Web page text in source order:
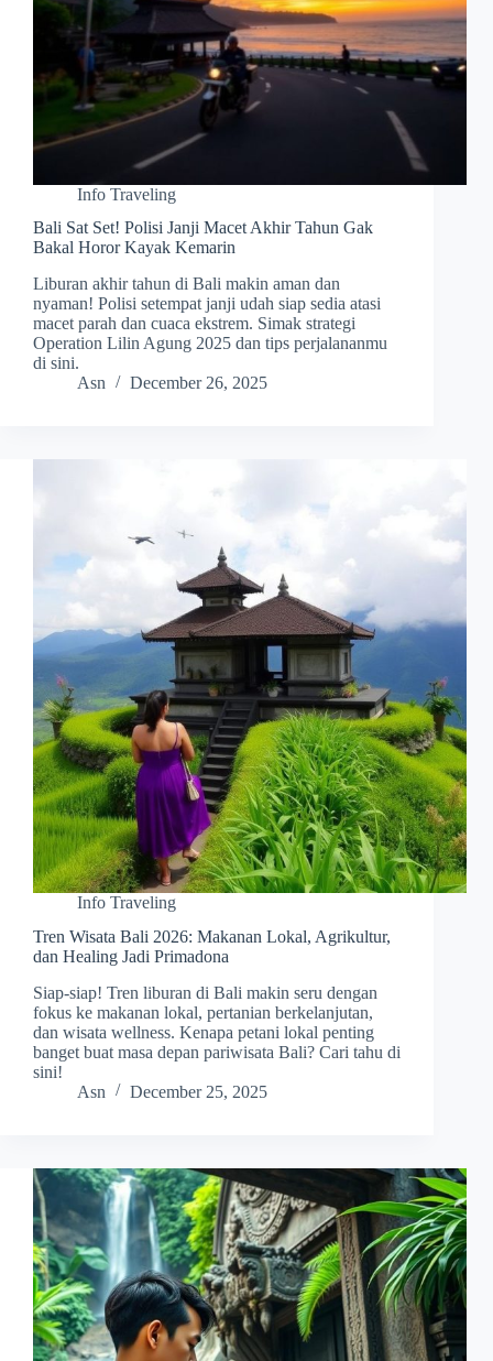
Info Traveling
Bali Sat Set! Polisi Janji Macet Akhir Tahun Gak
Bakal Horor Kayak Kemarin
Liburan akhir tahun di Bali makin aman dan
nyaman! Polisi setempat janji udah siap sedia atasi
macet parah dan cuaca ekstrem. Simak strategi
Operation Lilin Agung 2025 dan tips perjalananmu
di sini.
Asn
December 26, 2025
Info Traveling
Tren Wisata Bali 2026: Makanan Lokal, Agrikultur,
dan Healing Jadi Primadona
Siap-siap! Tren liburan di Bali makin seru dengan
fokus ke makanan lokal, pertanian berkelanjutan,
dan wisata wellness. Kenapa petani lokal penting
banget buat masa depan pariwisata Bali? Cari tahu di
sini!
Asn
December 25, 2025